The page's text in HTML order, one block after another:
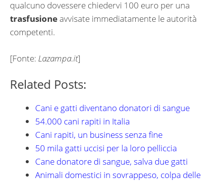
qualcuno dovessere chiedervi 100 euro per una
trasfusioneavvisate immediatamente le autorità
competenti.
[Fonte: Lazampa.it]
Related Posts:
Cani e gatti diventano donatori di sangue
54.000 cani rapiti in Italia
Cani rapiti, un business senza fine
50 mila gatti uccisi per la loro pelliccia
Cane donatore di sangue, salva due gatti
Animali domestici in sovrappeso, colpa delle